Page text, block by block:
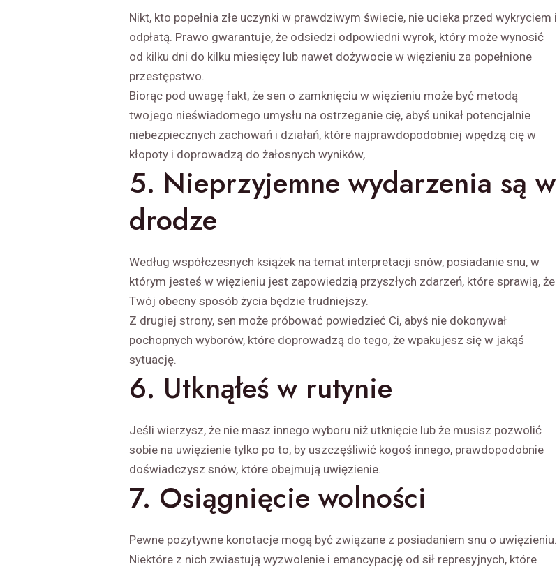
Nikt, kto popełnia złe uczynki w prawdziwym świecie, nie ucieka przed wykryciem i
odpłatą. Prawo gwarantuje, że odsiedzi odpowiedni wyrok, który może wynosić
od kilku dni do kilku miesięcy lub nawet dożywocie w więzieniu za popełnione
przestępstwo.
Biorąc pod uwagę fakt, że sen o zamknięciu w więzieniu może być metodą
twojego nieświadomego umysłu na ostrzeganie cię, abyś unikał potencjalnie
niebezpiecznych zachowań i działań, które najprawdopodobniej wpędzą cię w
kłopoty i doprowadzą do żałosnych wyników,
5. Nieprzyjemne wydarzenia są w
drodze
Według współczesnych książek na temat interpretacji snów, posiadanie snu, w
którym jesteś w więzieniu jest zapowiedzią przyszłych zdarzeń, które sprawią, że
Twój obecny sposób życia będzie trudniejszy.
Z drugiej strony, sen może próbować powiedzieć Ci, abyś nie dokonywał
pochopnych wyborów, które doprowadzą do tego, że wpakujesz się w jakąś
sytuację.
6. Utknąłeś w rutynie
Jeśli wierzysz, że nie masz innego wyboru niż utknięcie lub że musisz pozwolić
sobie na uwięzienie tylko po to, by uszczęśliwić kogoś innego, prawdopodobnie
doświadczysz snów, które obejmują uwięzienie.
7. Osiągnięcie wolności
Pewne pozytywne konotacje mogą być związane z posiadaniem snu o uwięzieniu.
Niektóre z nich zwiastują wyzwolenie i emancypację od sił represyjnych, które